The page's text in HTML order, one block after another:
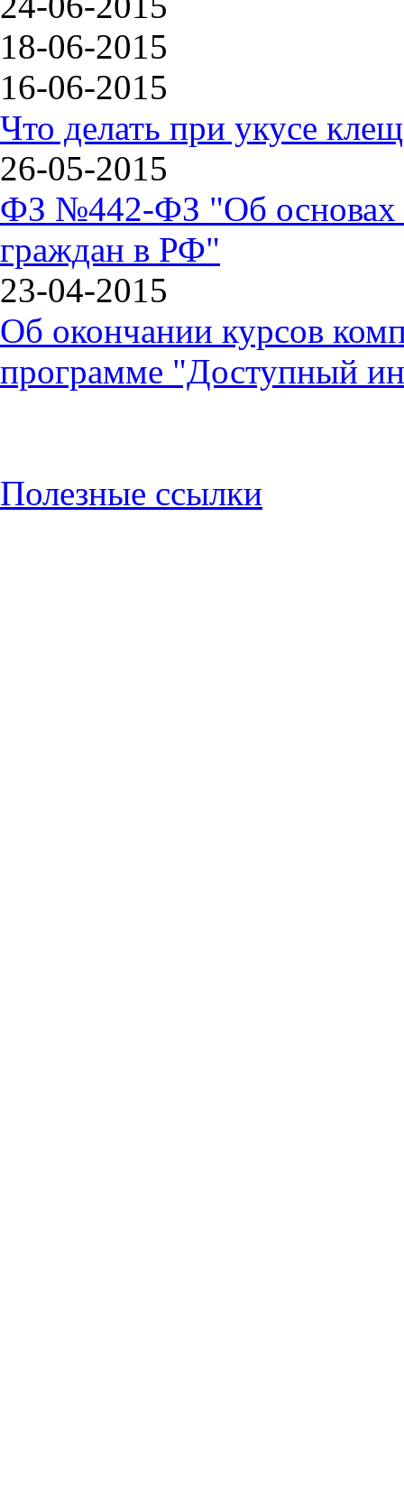
18-06-2015
16-06-2015
Что делать при укусе
26-05-2015
ФЗ №442-ФЗ "Об основах
граждан в РФ"
23-04-2015
Об окончании курсов
программе "Доступный
Полезные ссылки